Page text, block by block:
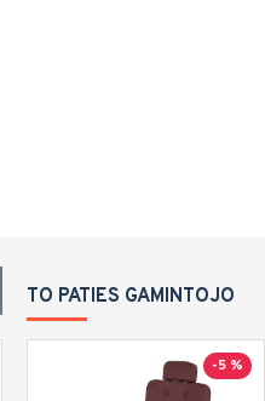
-7 %
TO PATIES GAMINTOJO
-5 %